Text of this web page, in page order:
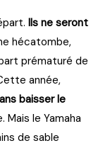
Ils ne seront
hécatombe,
prématuré de
année,
baisser le
le Yamaha
de sable